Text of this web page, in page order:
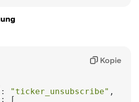
: "ticker_unsubscribe"
Kopie